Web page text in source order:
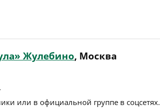
Жулебино, Москва
.
или в официальной группе в соцсетях.